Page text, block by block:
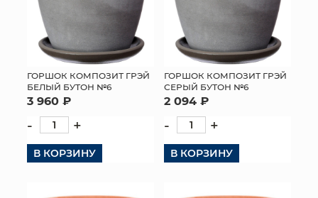
ГОРШОК КОМПОЗИТ ГРЭЙ
БЕЛЫЙ БУТОН №6
3 960 ₽
- +
В КОРЗИНУ
ГОРШОК КОМПОЗИТ ГРЭЙ
СЕРЫЙ БУТОН №6
2 094 ₽
- +
В КОРЗИНУ